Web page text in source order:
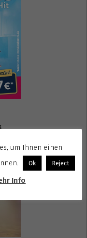
um Ihnen einen
Ok Reject
Info